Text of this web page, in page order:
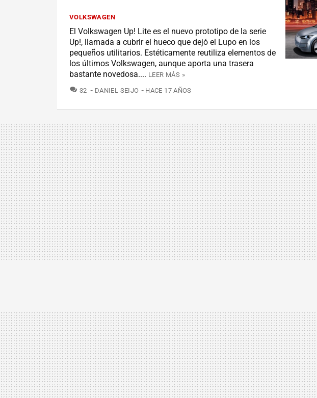
VOLKSWAGEN
El Volkswagen Up! Lite es el nuevo prototipo de la serie
Up!, llamada a cubrir el hueco que dejó el Lupo en los
pequeños utilitarios. Estéticamente reutiliza elementos de
los últimos Volkswagen, aunque aporta una trasera
bastante novedosa.... LEER MÁS »
32 COMENTARIOS
DANIEL SEIJO HACE 17 AÑOS